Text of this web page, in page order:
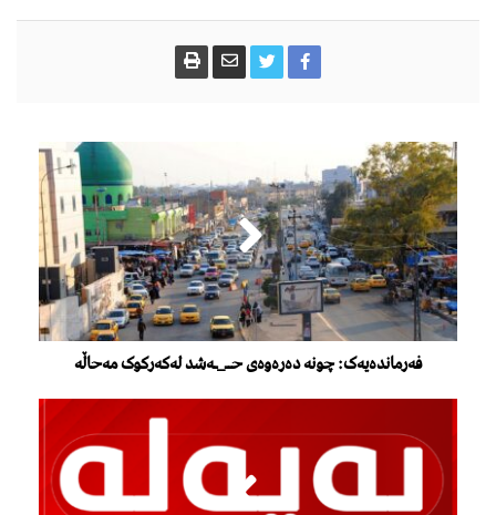
فەرماندەیەک: چونە دەرەوەی حــ_ـەشد لەکەرکوک مەحاڵە